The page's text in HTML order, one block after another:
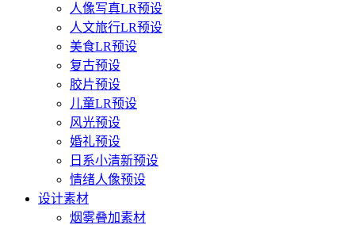
人像写真LR预设
人文旅行LR预设
美食LR预设
复古预设
胶片预设
儿童LR预设
风光预设
婚礼预设
日系小清新预设
情绪人像预设
设计素材
烟雾叠加素材